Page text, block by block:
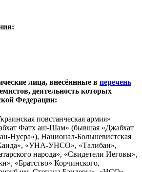
лица, внесённные в перечень
деятельность которых
Федерации:
повстанческая армия»
Фатх аш-Шам» (бывшая «Джабхат
Нусра»), Национал-Большевистская
«УНА-УНСО», «Талибан»,
народа», «Свидетели Иеговы»,
«Братство» Корчинского,